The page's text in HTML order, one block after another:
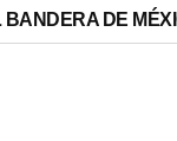
BANDERA DE